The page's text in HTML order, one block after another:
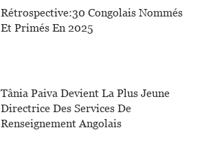
Rétrospective:30 Congolais Nommés
Et Primés En 2025
Tânia Paiva Devient La Plus Jeune
Directrice Des Services De
Renseignement Angolais